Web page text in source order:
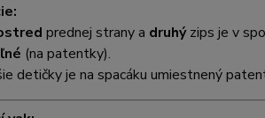
prednej strany a druhýzips je v
(na patentky).
detičky je na spacáku umiestnený